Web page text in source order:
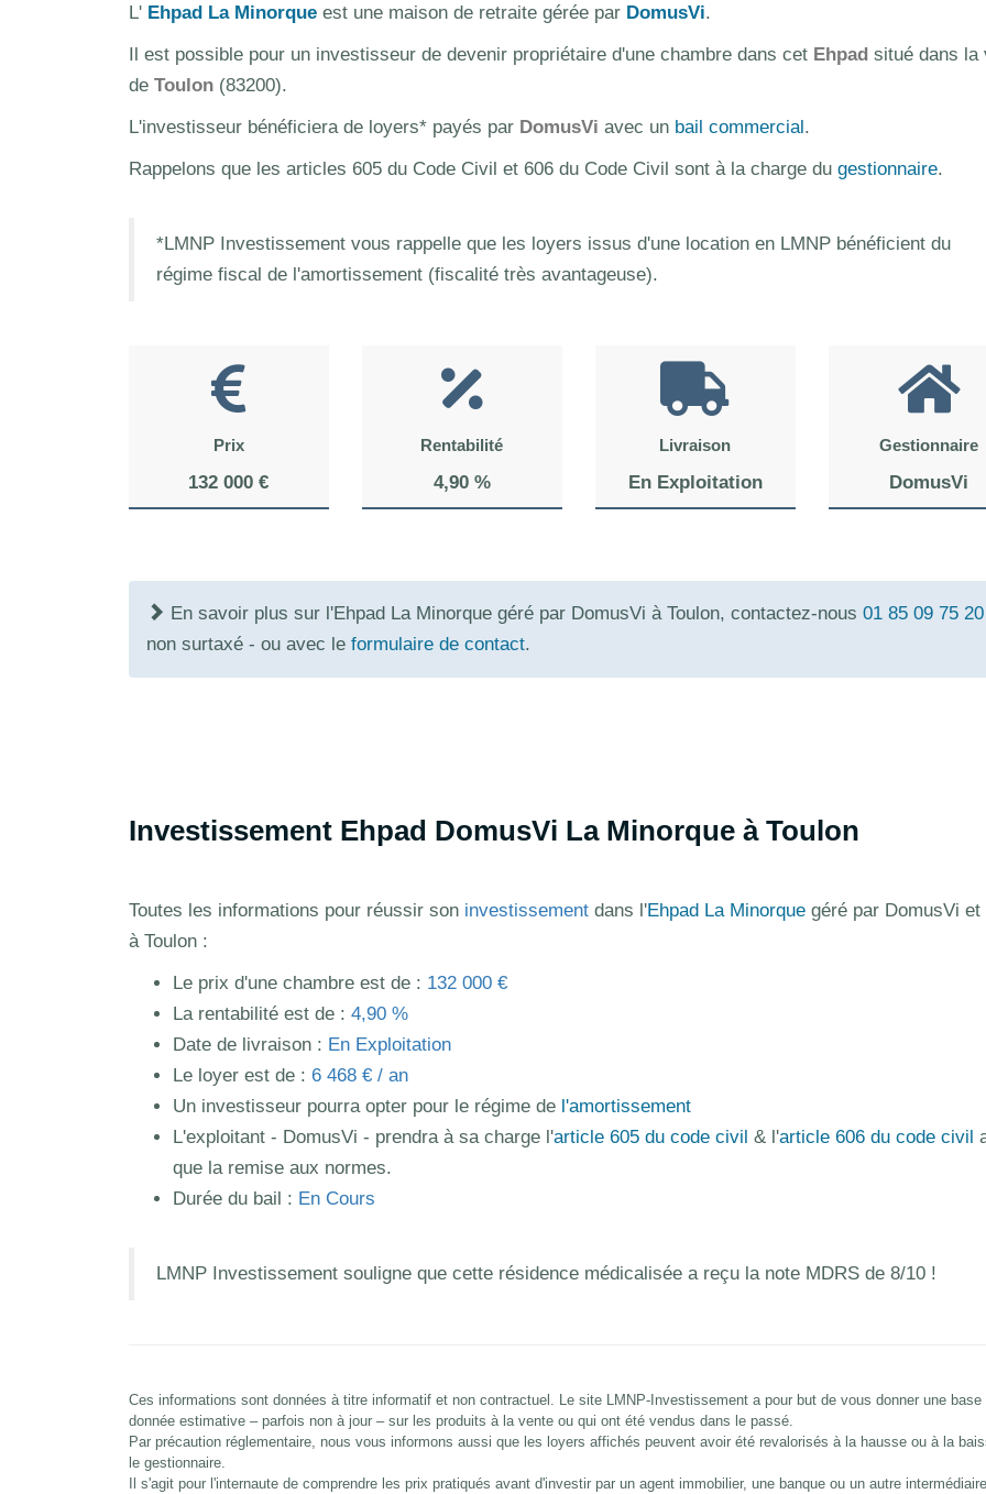
L' Ehpad La Minorque est une maison de retraite gérée par DomusVi.
Il est possible pour un investisseur de devenir propriétaire d'une chambre dans cet Ehpad situé dans la
de Toulon (83200).
L'investisseur bénéficiera de loyers* payés par DomusVi avec un bail commercial.
Rappelons que les articles 605 du Code Civil et 606 du Code Civil sont à la charge du gestionnaire.
*LMNP Investissement vous rappelle que les loyers issus d'une location en LMNP bénéficient du
régime fiscal de l'amortissement (fiscalité très avantageuse).
Prix
132 000 €
Rentabilité
4,90 %
Livraison
En Exploitation
Gestionnaire
DomusVi
En savoir plus sur l'Ehpad La Minorque géré par DomusVi à Toulon, contactez-nous 01 85 09 75 20
non surtaxé - ou avec le formulaire de contact.
Investissement Ehpad DomusVi La Minorque à Toulon
Toutes les informations pour réussir son investissement dans l'Ehpad La Minorque géré par DomusVi et
à Toulon :
Le prix d'une chambre est de : 132 000 €
La rentabilité est de : 4,90 %
Date de livraison : En Exploitation
Le loyer est de : 6 468 € / an
Un investisseur pourra opter pour le régime de l'amortissement
L'exploitant - DomusVi - prendra à sa charge l'article 605 du code civil & l'article 606 du code civil
que la remise aux normes.
Durée du bail : En Cours
LMNP Investissement souligne que cette résidence médicalisée a reçu la note MDRS de 8/10 !
Ces informations sont données à titre informatif et non contractuel. Le site LMNP-Investissement a pour but de vous donner une base
donnée estimative – parfois non à jour – sur les produits à la vente ou qui ont été vendus dans le passé.
Par précaution réglementaire, nous vous informons aussi que les loyers affichés peuvent avoir été revalorisés à la hausse ou à la
le gestionnaire.
Il s'agit pour l'internaute de comprendre les prix pratiqués avant d'investir par un agent immobilier, une banque ou un autre intermédiaire